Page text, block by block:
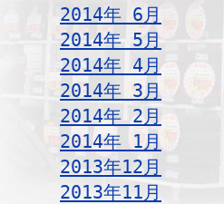
2014年 6月
2014年 5月
2014年 4月
2014年 3月
2014年 2月
2014年 1月
2013年12月
2013年11月